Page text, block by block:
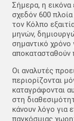
Σήμερα, η εικόνα
σχεδόν 600
τον Κόλπο
μηνών,
σημαντικό
αποκατασταθούν
Οι αναλυτές
περιορίζονται
καταγράφονται
στη
κάνουν λόγο για
παγκόσμιας